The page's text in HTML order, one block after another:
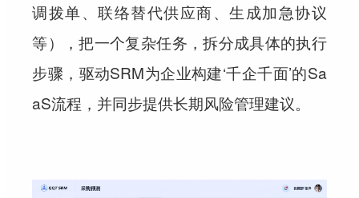
调拨单、联络替代供应商、生成加急协议
等），把一个复杂任务，拆分成具体的执行
步骤，驱动SRM为企业构建‘千企千面’的Sa
aS流程，并同步提供长期风险管理建议。